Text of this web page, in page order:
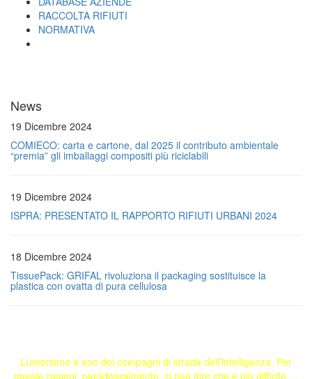
RACCOLTA RIFIUTI
NORMATIVA
News
19 Dicembre 2024
COMIECO: carta e cartone, dal 2025 il contributo ambientale
“premia” gli imballaggi compositi più riciclabili
19 Dicembre 2024
ISPRA: PRESENTATO IL RAPPORTO RIFIUTI URBANI 2024
18 Dicembre 2024
TissuePack: GRIFAL rivoluziona il packaging sostituisce la
plastica con ovatta di pura cellulosa
L’umorismo è uno dei compagni di strada dell’intelligenza. Per
queste ragioni, paradossalmente, si può dire che è più difficile …